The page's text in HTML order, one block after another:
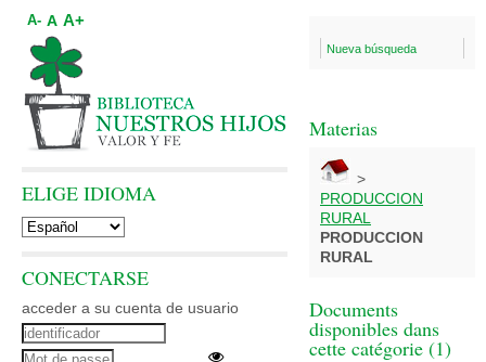
Nueva búsqueda
Materias
>
PRODUCCION
RURAL
PRODUCCION
RURAL
Documents
disponibles dans
cette catégorie (1)
A- A A+
ELIGE IDIOMA
CONECTARSE
acceder a su cuenta de usuario